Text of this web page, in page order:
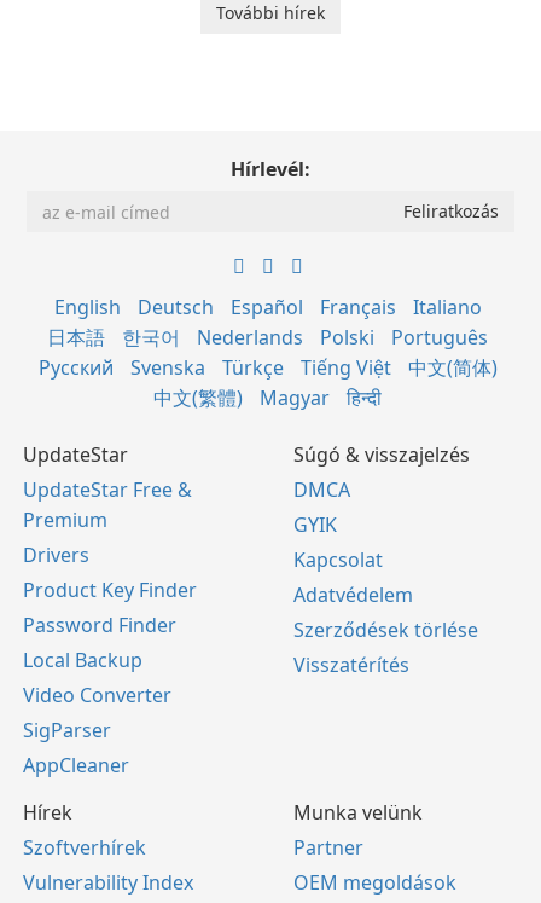
További hírek
Hírlevél:
English Deutsch Español Français
Italiano
日本語
한국어 Nederlands Polski
Português
Русский
Svenska Türkçe Tiếng Việt
中文(简体)
中文(繁體)
Magyar हिन्दी
UpdateStar
UpdateStar Free &
Premium
Drivers
Product Key Finder
Password Finder
Local Backup
Video Converter
SigParser
AppCleaner
Súgó & visszajelzés
DMCA
GYIK
Kapcsolat
Adatvédelem
Szerződések törlése
Visszatérítés
Hírek
Szoftverhírek
Vulnerability Index
Munka velünk
Partner
OEM megoldások